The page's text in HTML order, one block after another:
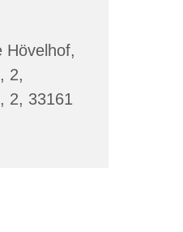
Hövelhof,
2,
2, 33161